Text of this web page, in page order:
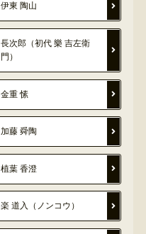
伊東 陶山
長次郎（初代 樂 吉左衛
門）
金重 愫
加藤 舜陶
植葉 香澄
楽 道入（ノンコウ）